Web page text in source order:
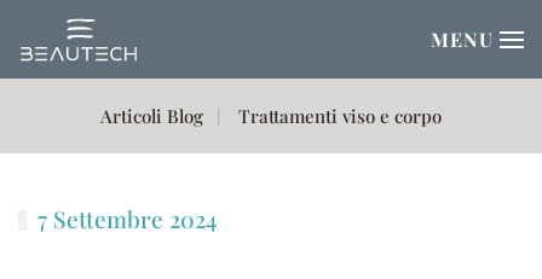
Passa al contenuto principale
MENU
Articoli Blog Trattamenti viso e corpo
7 Settembre 2024